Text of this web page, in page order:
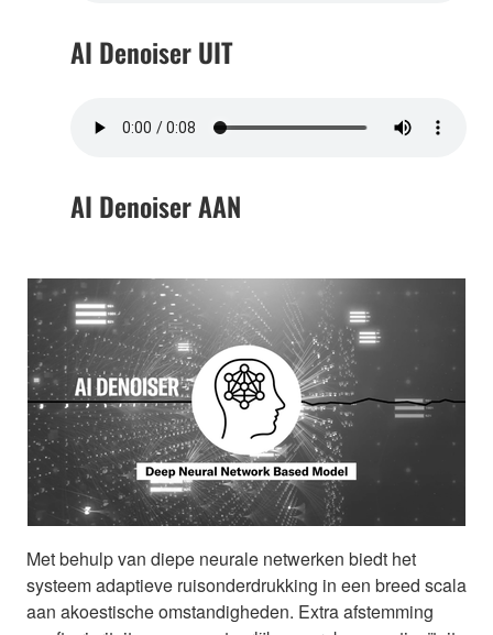
AI Denoiser UIT
AI Denoiser AAN
Met behulp van diepe neurale netwerken biedt het
systeem adaptieve ruisonderdrukking in een breed scala
aan akoestische omstandigheden. Extra afstemming